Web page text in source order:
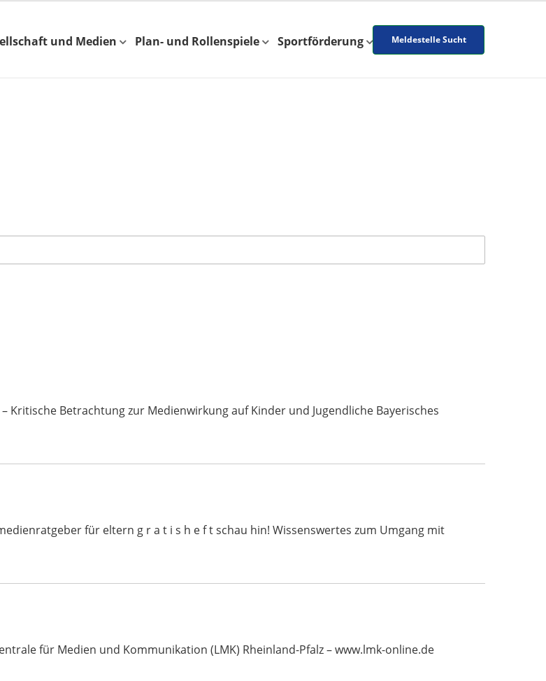
und Medien Plan- und Rollenspiele Sportförderung Meldestelle Sucht
Betrachtung zur Medienwirkung auf Kinder und Jugendliche Bayerisches
für eltern g r a t i s h e f t schau hin! Wissenswertes zum Umgang mit
für Medien und Kommunikation (LMK) Rheinland-Pfalz – www.lmk-online.de